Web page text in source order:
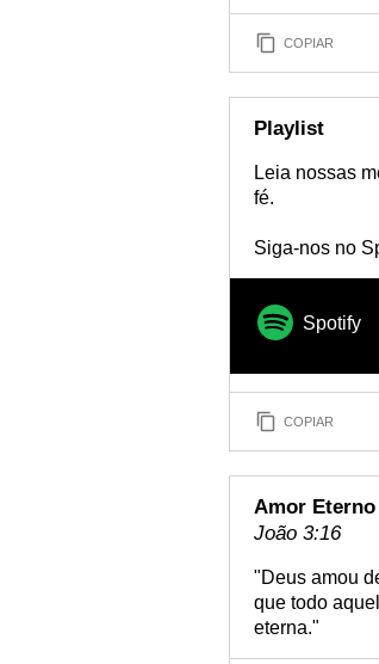
COPIAR
Playlist
Leia nossas
fé.
Siga-nos no
Spotify
COPIAR
Amor Eterno
João 3:16
"Deus amou
que todo
eterna."